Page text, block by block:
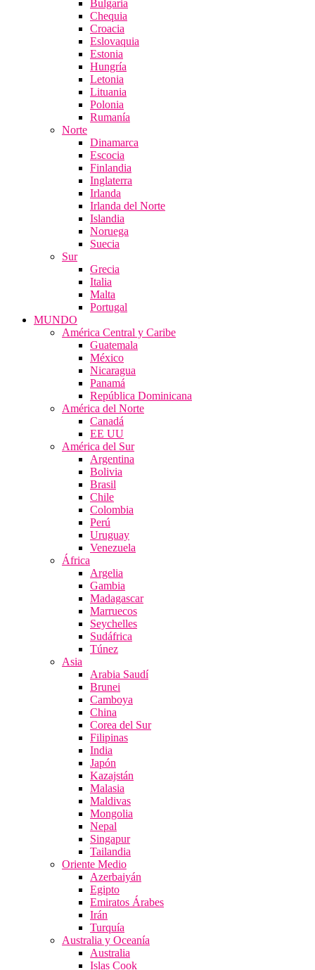
Bulgaria
Chequia
Croacia
Eslovaquia
Estonia
Hungría
Letonia
Lituania
Polonia
Rumanía
Norte
Dinamarca
Escocia
Finlandia
Inglaterra
Irlanda
Irlanda del Norte
Islandia
Noruega
Suecia
Sur
Grecia
Italia
Malta
Portugal
MUNDO
América Central y Caribe
Guatemala
México
Nicaragua
Panamá
República Dominicana
América del Norte
Canadá
EE UU
América del Sur
Argentina
Bolivia
Brasil
Chile
Colombia
Perú
Uruguay
Venezuela
África
Argelia
Gambia
Madagascar
Marruecos
Seychelles
Sudáfrica
Túnez
Asia
Arabia Saudí
Brunei
Camboya
China
Corea del Sur
Filipinas
India
Japón
Kazajstán
Malasia
Maldivas
Mongolia
Nepal
Singapur
Tailandia
Oriente Medio
Azerbaiyán
Egipto
Emiratos Árabes
Irán
Turquía
Australia y Oceanía
Australia
Islas Cook